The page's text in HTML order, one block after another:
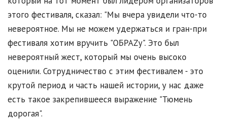
этого фестиваля, сказал: "Мы вчера увидели что-то
невероятное. Мы не можем удержаться и гран-при
фестиваля хотим вручить "ОБРАZу". Это был
невероятный жест, который мы очень высоко
оценили. Сотрудничество с этим фестивалем - это
крутой период и часть нашей истории, у нас даже
есть такое закрепившееся выражение "Тюмень
дорогая".